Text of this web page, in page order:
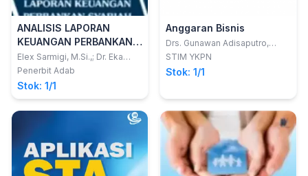
ANALISIS LAPORAN
KEUANGAN PERBANKAN
SYARIAH
Elex Sarmigi, M.Si.,; Dr. Eka
Putra, SH., M.PdI.,; Dr. Yuserizal
Parasmala, M.Si.
Penerbit Adab
Stok: 1/1
Anggaran Bisnis
Drs. Gunawan Adisaputro,
M.B.A.
STIM YKPN
Stok: 1/1